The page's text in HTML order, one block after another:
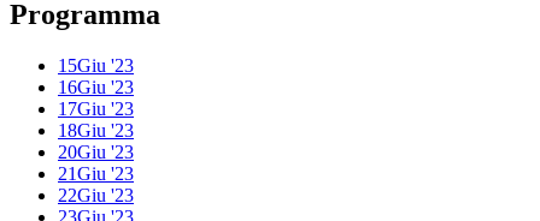
Programma
15Giu '23
16Giu '23
17Giu '23
18Giu '23
20Giu '23
21Giu '23
22Giu '23
23Giu '23